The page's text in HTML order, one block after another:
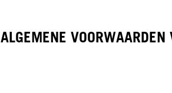
ALGEMENE